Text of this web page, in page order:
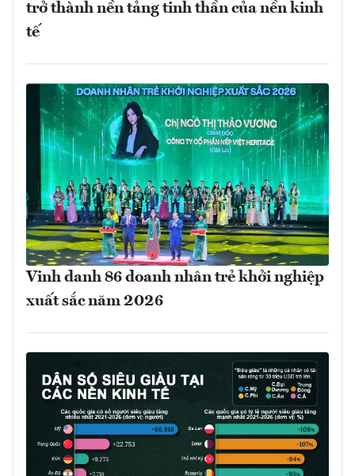
trở thành nền tảng tinh thần của nền kinh
tế
Vinh danh 86 doanh nhân trẻ khởi nghiệp
xuất sắc năm 2026